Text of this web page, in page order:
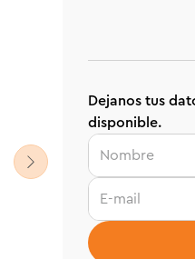
Dejanos tus
disponible.